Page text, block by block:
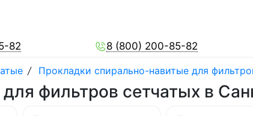
82 8 (800) 200-85-82
/ Прокладки спирально-навитые для
фильтров сетчатых в